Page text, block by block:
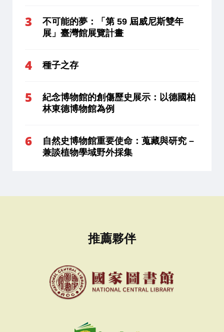
不可能的夢：「第 59 屆威尼斯雙年
展」臺灣館展覽計畫
種子之存
紀念博物館的創傷歷史展示：以德國柏
林東德博物館為例
自然史博物館重要使命：蒐藏與研究 –
兼談植物學域野外採集
推薦夥伴